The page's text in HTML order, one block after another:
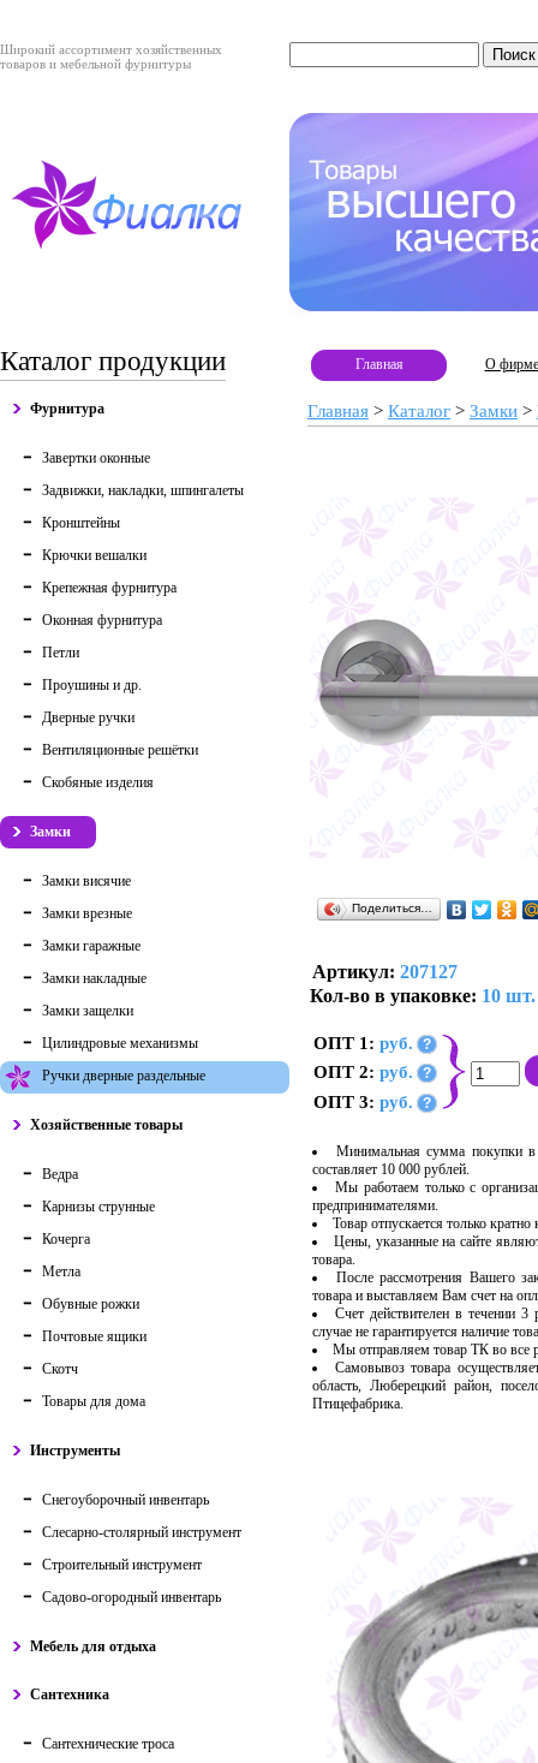
Широкий ассортимент хозяйственных
товаров и мебельной фурнитуры
Каталог продукции
Фурнитура
Завертки оконные
Задвижки, накладки, шпингалеты
Кронштейны
Крючки вешалки
Крепежная фурнитура
Оконная фурнитура
Петли
Проушины и др.
Дверные ручки
Вентиляционные решётки
Скобяные изделия
Замки
Замки висячие
Замки врезные
Замки гаражные
Замки накладные
Замки защелки
Цилиндровые механизмы
Ручки дверные раздельные
Хозяйственные товары
Ведра
Карнизы струнные
Кочерга
Метла
Обувные рожки
Почтовые ящики
Скотч
Товары для дома
Инструменты
Снегоуборочный инвентарь
Слесарно-столярный инструмент
Строительный инструмент
Садово-огородный инвентарь
Мебель для отдыха
Сантехника
Сантехнические троса
Главная О фирме
Главная > Каталог > Замки >
Поделиться…
Артикул: 207127
Кол-во в упаковке: 10 шт.
ОПТ 1: руб. ?
ОПТ 2: руб. ?
ОПТ 3: руб. ?
Минимальная сумма покупки в
составляет 10 000 рублей.
Мы работаем только с
предпринимателями.
Товар отпускается только
Цены, указанные на сайте
товара.
После рассмотрения Вашего
товара и выставляем Вам счет на
Счет действителен в течении
случае не гарантируется наличие
Мы отправляем товар ТК во
Самовывоз товара
область, Люберецкий район,
Птицефабрика.